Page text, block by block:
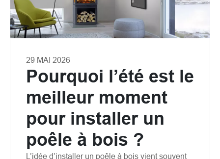
29 MAI 2026
Pourquoi l’été est le
meilleur moment
pour installer un
poêle à bois ?
L’idée d’installer un poêle à bois vient souvent